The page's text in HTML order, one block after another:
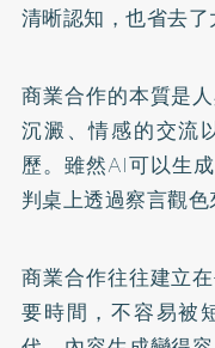
清晰認知，也省去了
商業合作的本質是
沉澱、情感的交流
歷。雖然AI可以生
判桌上透過察言觀色
商業合作往往建立
要時間，不容易被